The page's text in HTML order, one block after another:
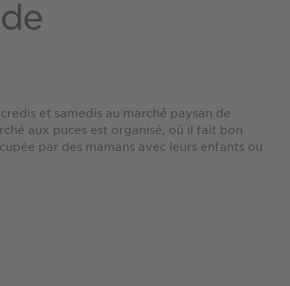
et samedis au marché paysan de
aux puces est organisé, où il fait bon
par des mamans avec leurs enfants ou